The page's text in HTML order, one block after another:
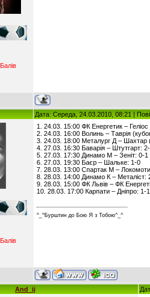
Балiв
Дата: Середа, 24.03.2010, 08:21 |
Балiв
1. 24.03. 15:00 ФК Енергетик – Геліос
2. 24.03. 16:00 Волинь – Таврія
3. 24.03. 18:00 Металург Д – Шахтар
4. 27.03. 16:30 Баварія – Штутгарт:
5. 27.03. 17:30 Динамо М – Зеніт: 0-1
6. 27.03. 19:30 Баєр – Шальке: 1-0
7. 28.03. 13:00 Спартак М –
8. 28.03. 14:00 Динамо К – Металіст:
9. 28.03. 15:00 ФК Львів – ФК
10. 28.03. 17:00 Карпати – Дніпро: 1-1
^_^Бурштин до Бою Я з Тобою^_^
And_ij